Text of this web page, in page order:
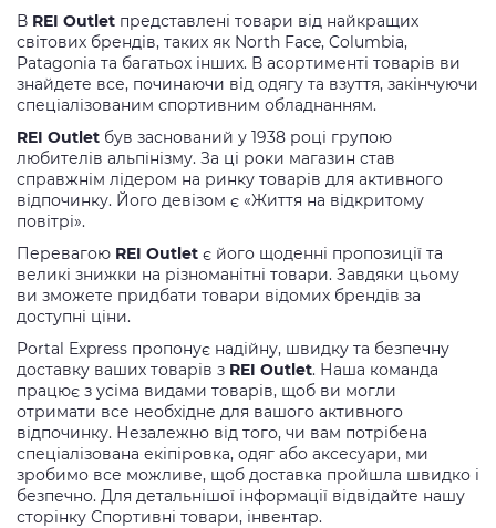
В REI Outlet представлені товари від найкращих
світових брендів, таких як North Face, Columbia,
Patagonia та багатьох інших. В асортименті товарів ви
знайдете все, починаючи від одягу та взуття, закінчуючи
спеціалізованим спортивним обладнанням.
REI Outlet був заснований у 1938 році групою
любителів альпінізму. За ці роки магазин став
справжнім лідером на ринку товарів для активного
відпочинку. Його девізом є «Життя на відкритому
повітрі».
Перевагою REI Outlet є його щоденні пропозиції та
великі знижки на різноманітні товари. Завдяки цьому
ви зможете придбати товари відомих брендів за
доступні ціни.
Portal Express пропонує надійну, швидку та безпечну
доставку ваших товарів з REI Outlet. Наша команда
працює з усіма видами товарів, щоб ви могли
отримати все необхідне для вашого активного
відпочинку. Незалежно від того, чи вам потрібена
спеціалізована екіпіровка, одяг або аксесуари, ми
зробимо все можливе, щоб доставка пройшла швидко і
безпечно. Для детальнішої інформації відвідайте нашу
сторінку Спортивні товари, інвентар.